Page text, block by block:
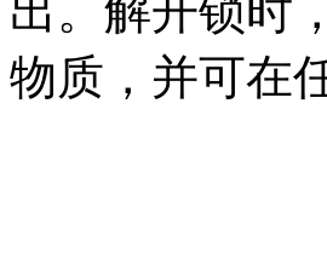
出。解开锁时
物质，并可在